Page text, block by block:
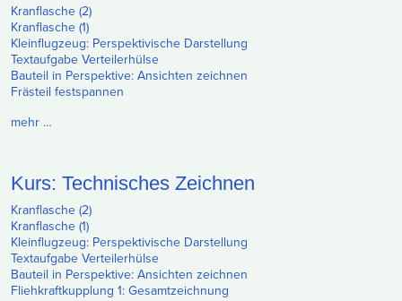
Kranflasche (2)
Kranflasche (1)
Kleinflugzeug: Perspektivische Darstellung
Textaufgabe Verteilerhülse
Bauteil in Perspektive: Ansichten zeichnen
Frästeil festspannen
mehr …
Kurs: Technisches Zeichnen
Kranflasche (2)
Kranflasche (1)
Kleinflugzeug: Perspektivische Darstellung
Textaufgabe Verteilerhülse
Bauteil in Perspektive: Ansichten zeichnen
Fliehkraftkupplung 1: Gesamtzeichnung